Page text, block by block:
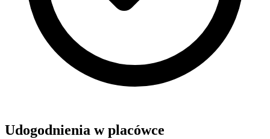
Udogodnienia w placówce